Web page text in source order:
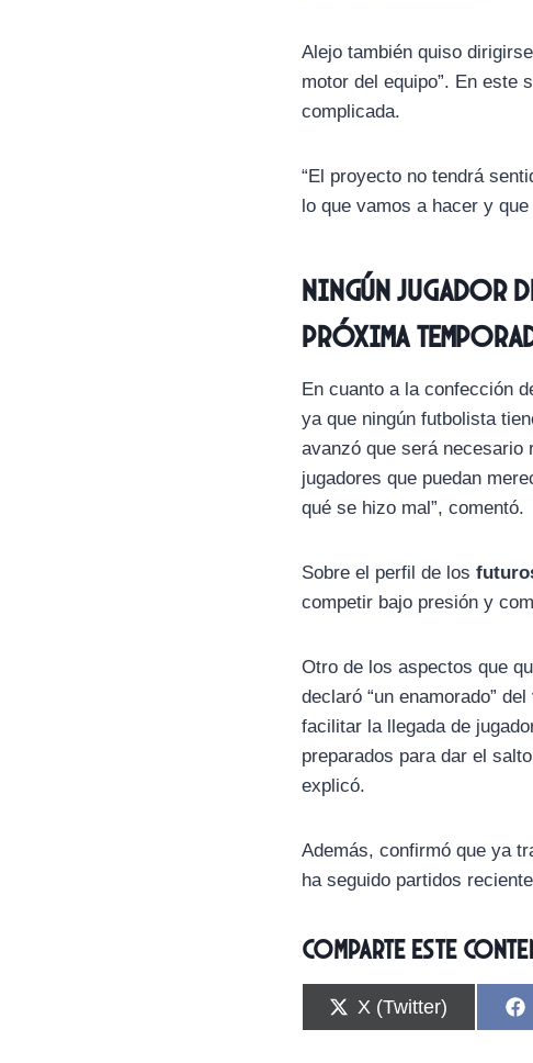
Alejo también quiso
motor del equipo”. En este
complicada.
“El proyecto no tendrá
lo que vamos a hacer y
Ningún jugador
próxima
En cuanto a la confección
ya que ningún futbolista
avanzó que será necesario
jugadores que puedan
qué se hizo mal”, comentó.
Sobre el perfil de los
competir bajo presión y
Otro de los aspectos que
declaró “un enamorado” del
facilitar la llegada de
preparados para dar el
explicó.
Además, confirmó que ya
ha seguido partidos
Comparte este
C
o
X (Twitter)